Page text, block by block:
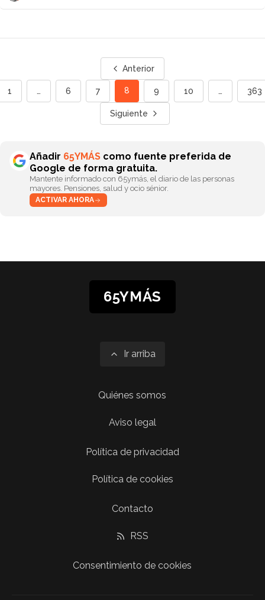
Anterior
1 … 6 7 8 9 10 … 363
Siguiente
Añadir 65YMÁS como fuente preferida de
Google de forma gratuita.
Mantente informado con 65ymás, el diario de las personas
mayores. Pensiones, salud y ocio sénior.
ACTIVAR AHORA
65YMÁS
Ir arriba
Quiénes somos
Aviso legal
Política de privacidad
Política de cookies
Contacto
RSS
Consentimiento de cookies